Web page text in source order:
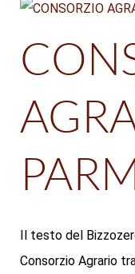
Il testo del
Consorzio Agrario